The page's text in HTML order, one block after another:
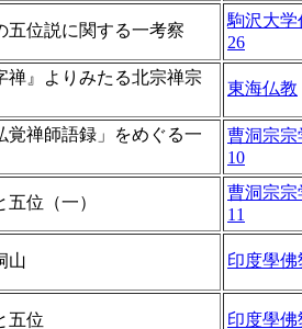
五位説に関する一考察
駒沢大学
26
禅』よりみたる北宗禅宗
東海仏教
覚禅師語録」をめぐる一
曹洞宗宗
10
位（一）
曹洞宗宗
11
山 印度學
五位 印度學